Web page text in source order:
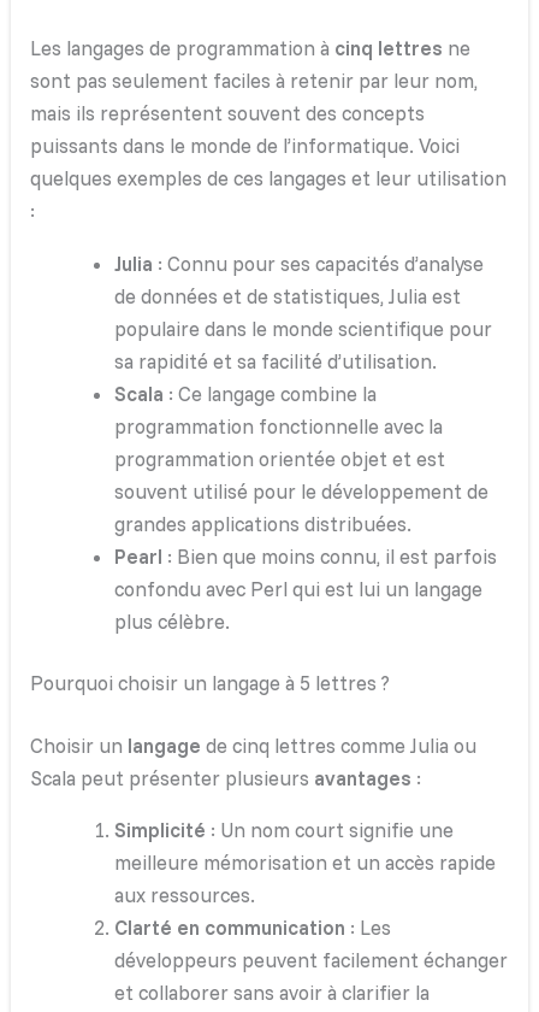
Les langages de programmation à cinq lettres ne
sont pas seulement faciles à retenir par leur nom,
mais ils représentent souvent des concepts
puissants dans le monde de l’informatique. Voici
quelques exemples de ces langages et leur utilisation
:
Julia : Connu pour ses capacités d’analyse
de données et de statistiques, Julia est
populaire dans le monde scientifique pour
sa rapidité et sa facilité d’utilisation.
Scala : Ce langage combine la
programmation fonctionnelle avec la
programmation orientée objet et est
souvent utilisé pour le développement de
grandes applications distribuées.
Pearl : Bien que moins connu, il est parfois
confondu avec Perl qui est lui un langage
plus célèbre.
Pourquoi choisir un langage à 5 lettres ?
Choisir un langage de cinq lettres comme Julia ou
Scala peut présenter plusieurs avantages :
Simplicité : Un nom court signifie une
meilleure mémorisation et un accès rapide
aux ressources.
Clarté en communication : Les
développeurs peuvent facilement échanger
et collaborer sans avoir à clarifier la